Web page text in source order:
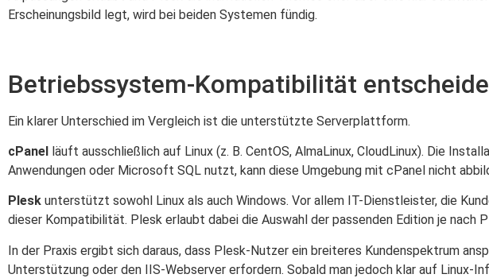
Erscheinungsbild legt, wird bei beiden Systemen fündig.
Betriebssystem-Kompatibilität
Ein klarer Unterschied im Vergleich ist die unterstützte Serverplattform.
cPanel läuft ausschließlich auf Linux (z. B. CentOS, AlmaLinux, CloudLinux). Die
Anwendungen oder Microsoft SQL nutzt, kann diese Umgebung mit cPanel nicht
Plesk unterstützt sowohl Linux als auch Windows. Vor allem IT-Dienstleister, die
dieser Kompatibilität. Plesk erlaubt dabei die Auswahl der passenden Edition je nach
In der Praxis ergibt sich daraus, dass Plesk-Nutzer ein breiteres Kundenspektrum
Unterstützung oder den IIS-Webserver erfordern. Sobald man jedoch klar auf